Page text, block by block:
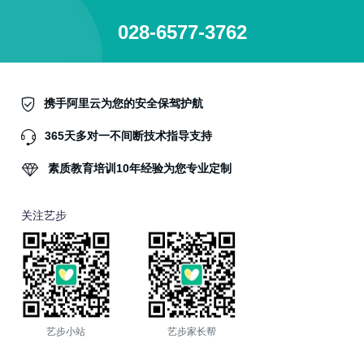
028-6577-3762
携手阿里云为您的安全保驾护航
365天多对一不间断技术指导支持
素质教育培训10年经验为您专业定制
关注艺步
艺步小站 艺步家长帮